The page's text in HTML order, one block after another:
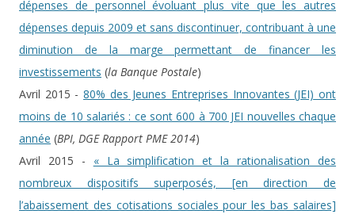
dépenses de personnel évoluant plus vite que les autres
dépenses depuis 2009 et sans discontinuer, contribuant à une
diminution de la marge permettant de financer les
investissements (la Banque Postale)
Avril 2015 - 80% des Jeunes Entreprises Innovantes (JEI) ont
moins de 10 salariés : ce sont 600 à 700 JEI nouvelles chaque
année (BPI, DGE Rapport PME 2014)
Avril 2015 - « La simplification et la rationalisation des
nombreux dispositifs superposés, [en direction de
l’abaissement des cotisations sociales pour les bas salaires]